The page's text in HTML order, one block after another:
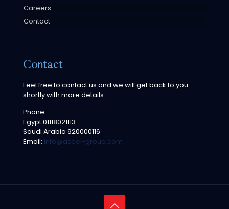
Careers
Contact
Contact
Feel free to contact us and we will get back to you
shortly with more details.
Phone:
Egypt01118021113
Saudi Arabia 920000116
Email: info@aseel-group.com